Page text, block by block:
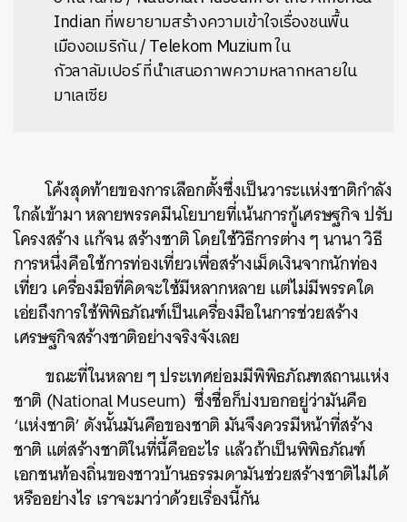
Indian ที่พยายามสร้างความเข้าใจเรื่องชนพื้น
เมืองอเมริกัน / Telekom Muzium ใน
กัวลาลัมเปอร์ ที่นำเสนอภาพความหลากหลายใน
มาเลเซีย
โค้งสุดท้ายของการเลือกตั้งซึ่งเป็นวาระแห่งชาติกำลัง
ใกล้เข้ามา หลายพรรคมีนโยบายที่เน้นการกู้เศรษฐกิจ ปรับ
โครงสร้าง แก้จน สร้างชาติ โดยใช้วิธีการต่าง ๆ นานา วิธี
การหนึ่งคือใช้การท่องเที่ยวเพื่อสร้างเม็ดเงินจากนักท่อง
เที่ยว เครื่องมือที่คิดจะใช้มีหลากหลาย แต่ไม่มีพรรคใด
เอ่ยถึงการใช้พิพิธภัณฑ์เป็นเครื่องมือในการช่วยสร้าง
เศรษฐกิจสร้างชาติอย่างจริงจังเลย
ขณะที่ในหลาย ๆ ประเทศย่อมมีพิพิธภัณฑสถานแห่ง
ชาติ (National Museum) ซึ่งชื่อก็บ่งบอกอยู่ว่ามันคือ
‘แห่งชาติ’ ดังนั้นมันคือของชาติ มันจึงควรมีหน้าที่สร้าง
ชาติ แต่สร้างชาติในที่นี้คืออะไร แล้วถ้าเป็นพิพิธภัณฑ์
เอกชนท้องถิ่นของชาวบ้านธรรมดามันช่วยสร้างชาติไม่ได้
หรืออย่างไร เราจะมาว่าด้วยเรื่องนี้กัน